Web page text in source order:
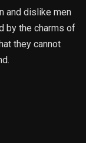
and dislike men
by the charms of
they cannot